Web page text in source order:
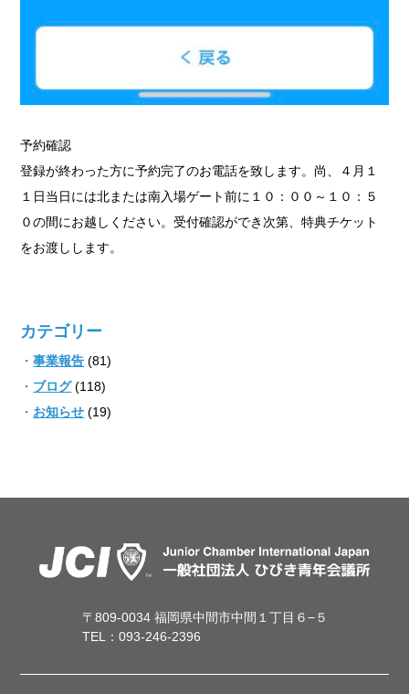
予約確認
登録が終わった方に予約完了のお電話を致します。尚、４月１
１日当日には北または南入場ゲート前に１０：００～１０：５
０の間にお越しください。受付確認ができ次第、特典チケット
をお渡しします。
カテゴリー
事業報告 (81)
ブログ(118)
お知らせ (19)
〒809-0034 福岡県中間市中間１丁目６−５
TEL：093-246-2396